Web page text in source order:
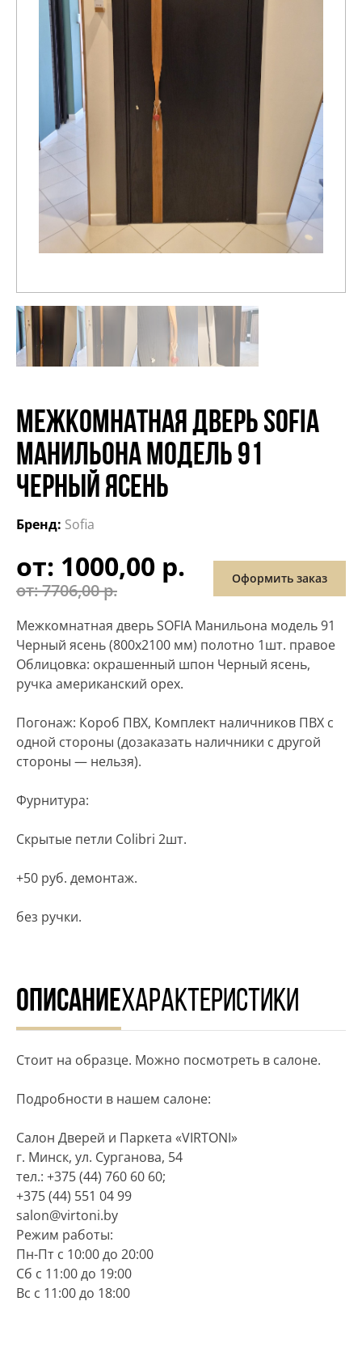
МЕЖКОМНАТНАЯ ДВЕРЬ SOFIA
МАНИЛЬОНА МОДЕЛЬ 91
ЧЕРНЫЙ ЯСЕНЬ
Бренд: Sofia
от: 7706,00 р.
Первоначальная
цена
составляла
7706,00 р..
от: 1000,00 р.
Текущая
цена:
1000,00 р..
Оформить заказ
Межкомнатная дверь SOFIA Манильона модель 91
Черный ясень (800х2100 мм) полотно 1шт. правое
Облицовка: окрашенный шпон Черный ясень,
ручка американский орех.
Погонаж: Короб ПВХ, Комплект наличников ПВХ с
одной стороны (дозаказать наличники с другой
стороны — нельзя).
Фурнитура:
Скрытые петли Colibri 2шт.
+50 руб. демонтаж.
без ручки.
ОПИСАНИЕХАРАКТЕРИСТИКИ
Стоит на образце. Можно посмотреть в салоне.
Подробности в нашем салоне:
Салон Дверей и Паркета «VIRTONI»
г. Минск, ул. Сурганова, 54
тел.: +375 (44) 760 60 60;
+375 (44) 551 04 99
salon@virtoni.by
Режим работы:
Пн-Пт с 10:00 до 20:00
Cб с 11:00 до 19:00
Вс с 11:00 до 18:00
Распродажа